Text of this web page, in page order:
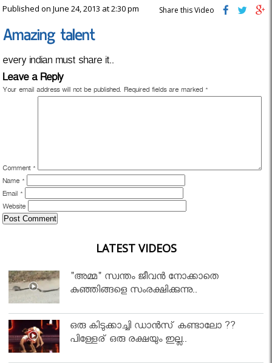
Published on June 24, 2013 at 2:30 pm Share this Video
Amazing talent
every indian must share it..
Leave a Reply
Your email address will not be published. Required fields are marked *
Comment *
Name *
Email *
Website
LATEST VIDEOS
"അമ്മ" സ്വന്തം ജീവൻ നോക്കാതെ
കുഞ്ഞിങ്ങളെ സംരക്ഷിക്കുന്നു..
ഒരു കിടുക്കാച്ചി ഡാൻസ് കണ്ടാലോ ??
പിള്ളേര് ഒരു രക്ഷയും ഇല്ല..